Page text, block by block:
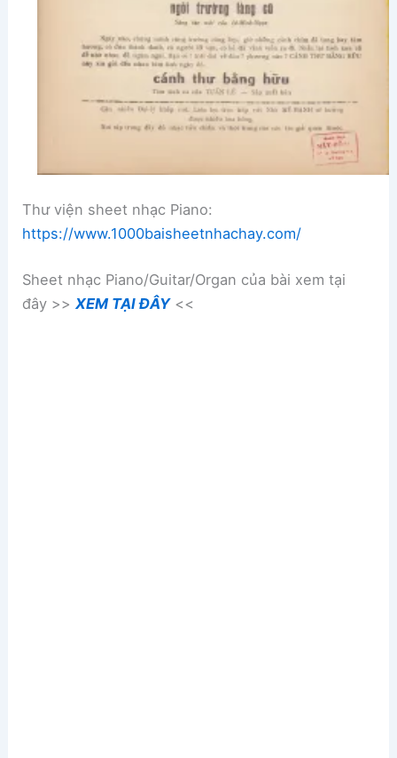
Thư viện sheet nhạc Piano:
https://www.1000baisheetnhachay.com/
Sheet nhạc Piano/Guitar/Organ của bài xem tại
đây >>XEM TẠI ĐÂY<<